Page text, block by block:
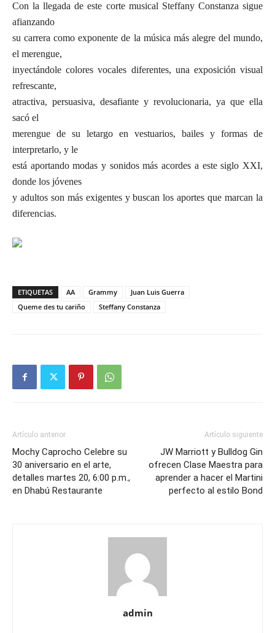
Con la llegada de este corte musical Steffany Constanza sigue
afianzando
su carrera como exponente de la música más alegre del mundo,
el merengue,
inyectándole colores vocales diferentes, una exposición visual
refrescante,
atractiva, persuasiva, desafiante y revolucionaria, ya que ella
sacó el
merengue de su letargo en vestuarios, bailes y formas de
interpretarlo, y le
está aportando modas y sonidos más acordes a este siglo XXI,
donde los jóvenes
y adultos son más exigentes y buscan los aportes que marcan la
diferencias.
ETIQUETAS AA Grammy
Juan Luis Guerra
Queme des tu cariño
Steffany Constanza
Artículo anterior
Mochy Caprocho Celebre su
30 aniversario en el arte,
detalles martes 20, 6:00 p.m.,
en Dhabú Restaurante
Artículo siguiente
JW Marriott y Bulldog Gin
ofrecen Clase Maestra para
aprender a hacer el Martini
perfecto al estilo Bond
admin